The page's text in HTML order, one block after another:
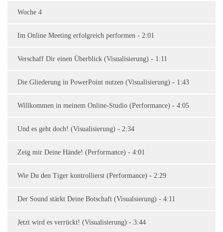
Woche 4
Im Online Meeting erfolgreich performen - 2:01
Verschaff Dir einen Überblick (Visualisierung) - 1:11
Die Gliederung in PowerPoint nutzen (Visualisierung) - 1:43
Willkommen in meinem Online-Studio (Performance) - 4:05
Und es geht doch! (Visualisierung) - 2:34
Zeig mir Deine Hände! (Performance) - 4:01
Wie Du den Tiger kontrollierst (Performance) - 2:29
Der Sound stärkt Deine Botschaft (Visualsierung) - 4:11
Jetzt wird es verrückt! (Visualisierung) - 3:44